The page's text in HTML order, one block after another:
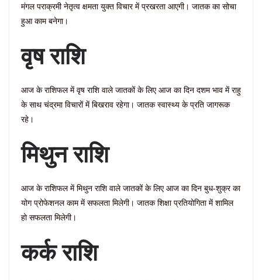
मंगल पराक्रमी नेतृत्व क्षमता युक्त विचार में प्रखरता आएगी। जातक का सोचा
हुआ काम बनेगा।
वृष राशि
आज के राशिफल में वृष राशि वाले जातकों के लिए आज का दिन दशम भाव में राहु
के साथ चंद्रमा विचारों में बिखराव रहेगा। जातक स्वास्थ्य के प्रति जागरूक
रहे।
मिथुन राशि
आज के राशिफल में मिथुन राशि वाले जातकों के लिए आज का दिन बुध-शुक्र का
योग प्रोफेशनल काम में सफलता मिलेगी। जातक शिक्षा प्रतियोगिता में शामिल
हो सफलता मिलेगी।
कर्क राशि